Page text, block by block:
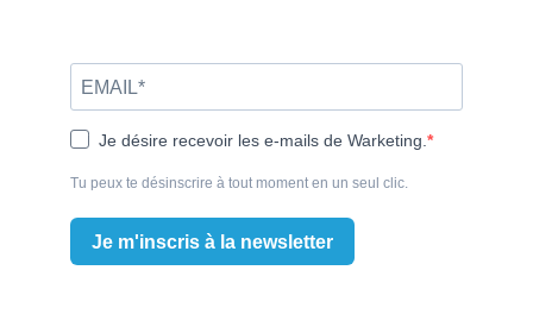
Je désire recevoir les e-mails de Warketing.
Tu peux te désinscrire à tout moment en un seul clic.
Je m'inscris à la newsletter